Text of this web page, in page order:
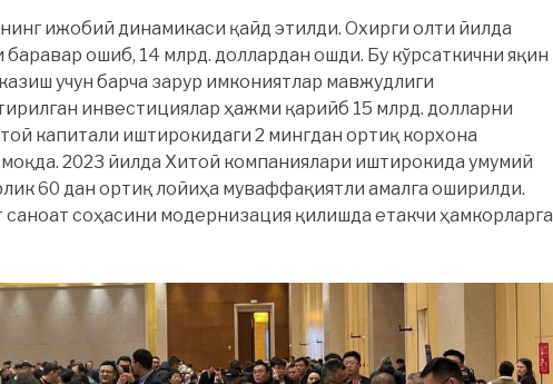
ижобий динамикаси қайд этилди. Охирги олти йилда
ошиб, 14 млрд. доллардан ошди. Бу кўрсаткични яқин
учун барча зарур имкониятлар мавжудлиги
инвестициялар ҳажми қарийб 15 млрд. долларни
капитали иштирокидаги 2 мингдан ортиқ корхона
2023 йилда Хитой компаниялари иштирокида умумий
60 дан ортиқ лойиҳа муваффақиятли амалга оширилди.
соҳасини модернизация қилишда етакчи ҳамкорларга